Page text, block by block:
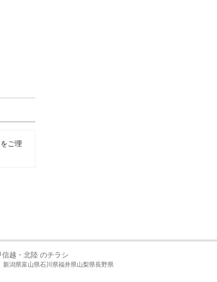
ご理
信越・北陸 のチラシ
新潟県富山県石川県福井県山梨県長野県